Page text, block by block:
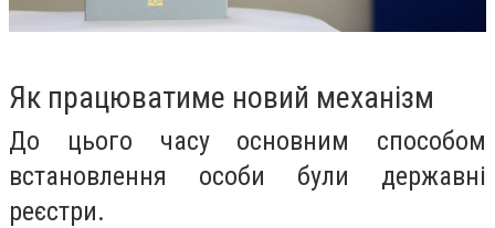
Як працюватиме новий механізм
До цього часу основним способом
встановлення особи були державні
реєстри.